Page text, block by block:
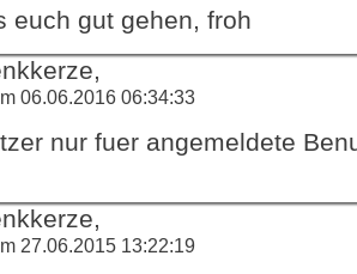
euch gut gehen, froh
06.06.2016 06:34:33
nur fuer angemeldete
27.06.2015 13:22:19